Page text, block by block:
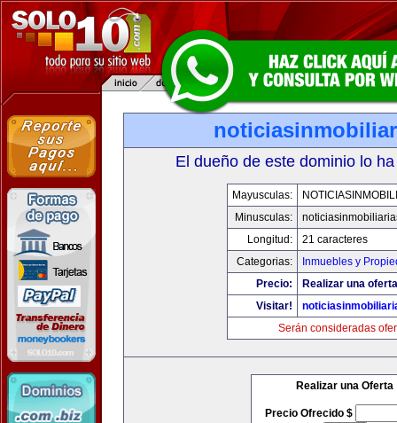
El dueño de este dominio lo
Mayusculas:
Minusculas:
Longitud:
21 caracteres
Categorias:
Inmuebles y
Precio:
Realizar una
Visitar!
Serán consideradas
Realizar una Oferta
Precio Ofrecido $